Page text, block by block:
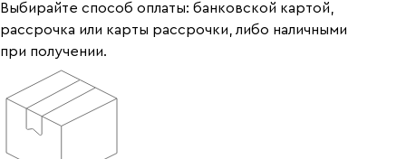
Выбирайте способ оплаты: банковской картой,
рассрочка или карты рассрочки, либо наличными
при получении.